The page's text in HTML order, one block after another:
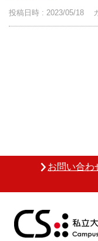
投稿日時 : 2023/05/18
お問い合わ